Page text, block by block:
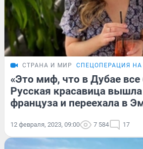
СТРАНА И МИР СПЕЦОПЕРАЦИЯ НА
«Это миф, что в Дубае все
Русская красавица
француза и переехала в
12 февраля, 2023, 09:00 7 584 17